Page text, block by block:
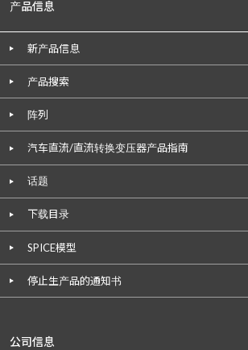
产品信息
新产品信息
产品搜索
阵列
汽车直流/直流转换变压器产品指南
话题
下载目录
SPICE模型
停止生产品的通知书
公司信息